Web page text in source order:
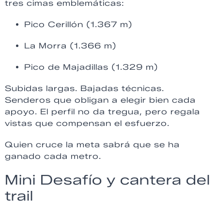
tres cimas emblemáticas:
Pico Cerillón (1.367 m)
La Morra (1.366 m)
Pico de Majadillas (1.329 m)
Subidas largas. Bajadas técnicas.
Senderos que obligan a elegir bien cada
apoyo. El perfil no da tregua, pero regala
vistas que compensan el esfuerzo.
Quien cruce la meta sabrá que se ha
ganado cada metro.
Mini Desafío y cantera del
trail